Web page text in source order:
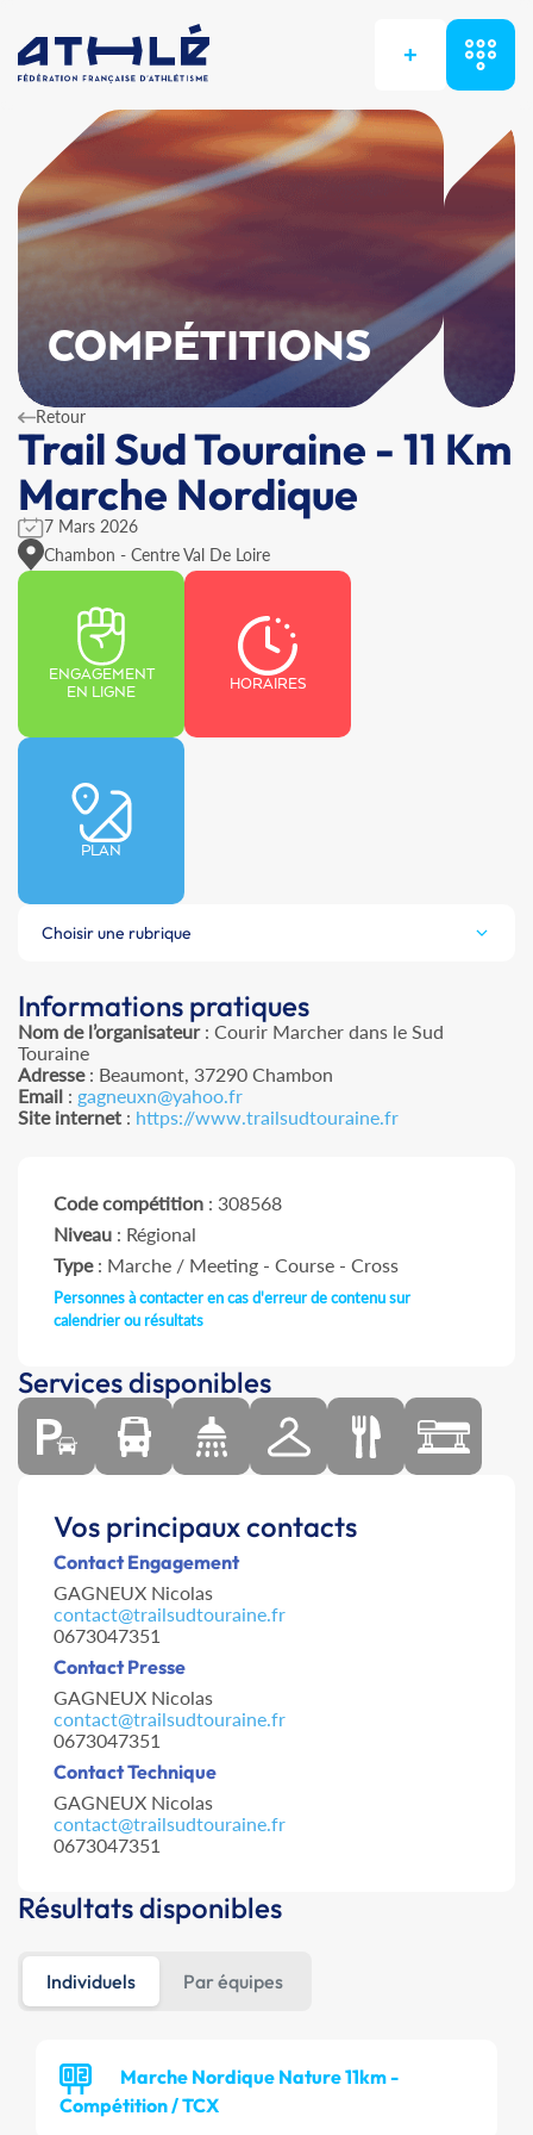
+
COMPÉTITIONS
Retour
Trail Sud Touraine - 11 Km
Marche Nordique
7 Mars 2026
Chambon - Centre Val De Loire
ENGAGEMENT
EN LIGNE
HORAIRES
PLAN
Choisir une rubrique
Informations pratiques
Nom de l’organisateur: Courir Marcher dans le Sud
Touraine
Adresse: Beaumont, 37290 Chambon
Email : gagneuxn@yahoo.fr
Site internet : https://www.trailsudtouraine.fr
Code compétition : 308568
Niveau : Régional
Type: Marche / Meeting - Course - Cross
Personnes à contacter en cas d'erreur de contenu sur
calendrier ou résultats
Services disponibles
Vos principaux contacts
Contact Engagement
GAGNEUX Nicolas
contact@trailsudtouraine.fr
0673047351
Contact Presse
GAGNEUX Nicolas
contact@trailsudtouraine.fr
0673047351
Contact Technique
GAGNEUX Nicolas
contact@trailsudtouraine.fr
0673047351
Résultats disponibles
Individuels Par équipes
Marche Nordique Nature 11km -
Compétition / TCX